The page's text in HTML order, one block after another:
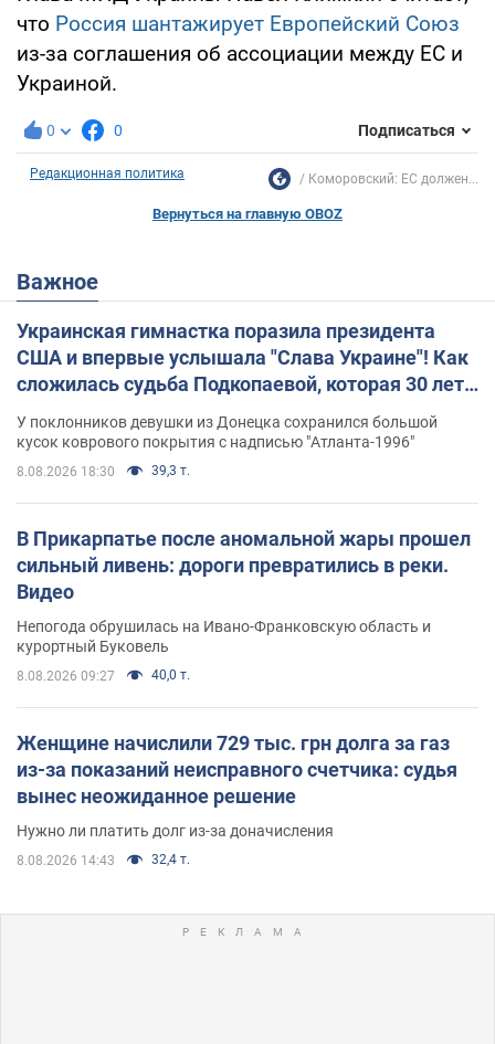
что Россия шантажирует Европейский Союз
из-за соглашения об ассоциации между ЕС и
Украиной.
0 0 Подписаться
Редакционная политика Коморовский: ЕС должен...
Вернуться на главную OBOZ
Важное
Украинская гимнастка поразила президента
США и впервые услышала "Слава Украине"! Как
сложилась судьба Подкопаевой, которая 30 лет
У поклонников девушки из Донецка сохранился большой
кусок коврового покрытия с надписью "Атланта-1996"
8.08.2026 18:30 39,3 т.
В Прикарпатье после аномальной жары прошел
сильный ливень: дороги превратились в реки.
Видео
Непогода обрушилась на Ивано-Франковскую область и
курортный Буковель
8.08.2026 09:27 40,0 т.
Женщине начислили 729 тыс. грн долга за газ
из-за показаний неисправного счетчика: судья
вынес неожиданное решение
Нужно ли платить долг из-за доначисления
8.08.2026 14:43 32,4 т.